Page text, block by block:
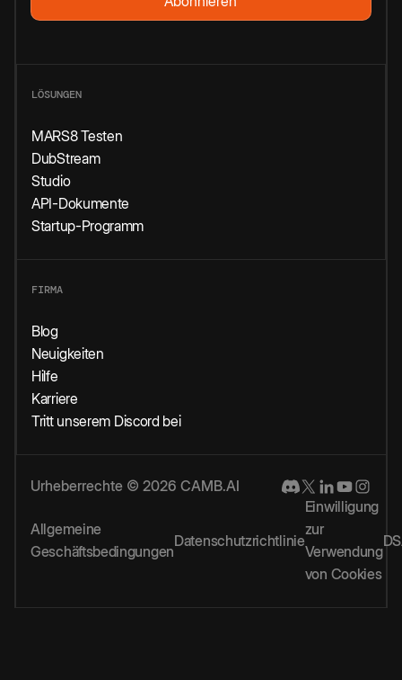
LÖSUNGEN
MARS8 Testen
DubStream
Studio
API-Dokumente
Startup-Programm
FIRMA
Blog
Neuigkeiten
Hilfe
Karriere
Tritt unserem Discord bei
Urheberrechte © 2026 CAMB.AI
Allgemeine
Geschäftsbedingungen
Datenschutzrichtlinie
Einwilligung
zur
Verwendung
von Cookies